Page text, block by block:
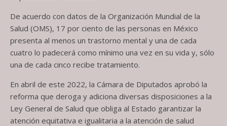
De acuerdo con datos de la Organización Mundial de la
Salud (OMS), 17 por ciento de las personas en México
presenta al menos un trastorno mental y una de cada
cuatro lo padecerá como mínimo una vez en su vida y, sólo
una de cada cinco recibe tratamiento.
En abril de este 2022, la Cámara de Diputados aprobó la
reforma que deroga y adiciona diversas disposiciones a la
Ley General de Salud que obliga al Estado garantizar la
atención equitativa e igualitaria a la atención de salud